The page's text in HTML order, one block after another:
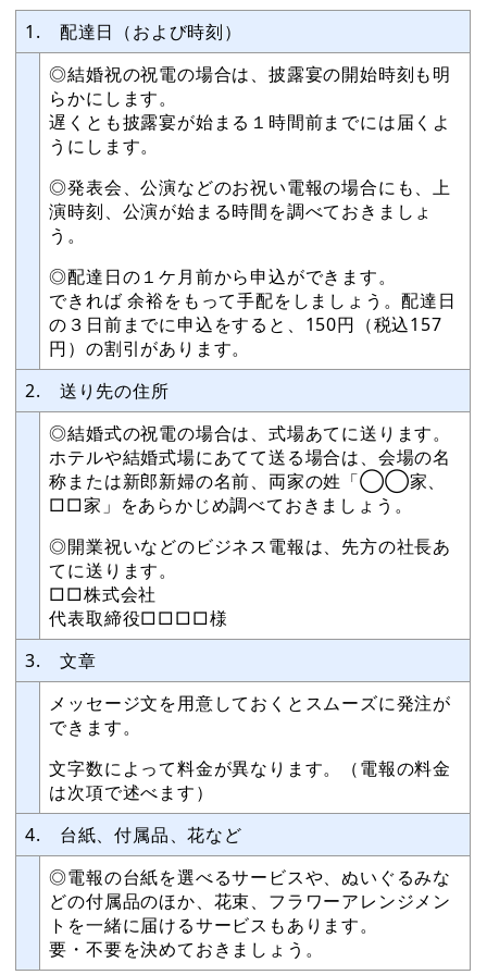
1. 配達日（および時刻）
◎結婚祝の祝電の場合は、披露宴の開始時刻も明
らかにします。
遅くとも披露宴が始まる１時間前までには届くよ
うにします。
◎発表会、公演などのお祝い電報の場合にも、上
演時刻、公演が始まる時間を調べておきましょ
う。
◎配達日の１ケ月前から申込ができます。
できれば 余裕をもって手配をしましょう。配達日
の３日前までに申込をすると、150円（税込157
円）の割引があります。
2. 送り先の住所
◎結婚式の祝電の場合は、式場あてに送ります。
ホテルや結婚式場にあてて送る場合は、会場の名
称または新郎新婦の名前、両家の姓「◯◯家、
□□家」をあらかじめ調べておきましょう。
◎開業祝いなどのビジネス電報は、先方の社長あ
てに送ります。
□□株式会社
代表取締役□□□□様
3. 文章
メッセージ文を用意しておくとスムーズに発注が
できます。
文字数によって料金が異なります。（電報の料金
は次項で述べます）
4. 台紙、付属品、花など
◎電報の台紙を選べるサービスや、ぬいぐるみな
どの付属品のほか、花束、フラワーアレンジメン
トを一緒に届けるサービスもあります。
要・不要を決めておきましょう。